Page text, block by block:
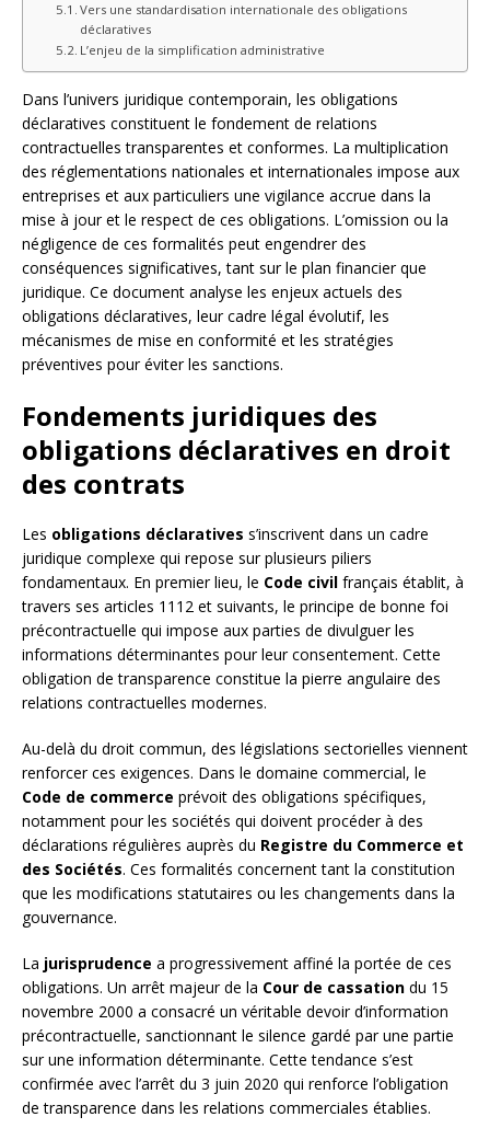
Vers une standardisation internationale des obligations
déclaratives
L’enjeu de la simplification administrative
Dans l’univers juridique contemporain, les obligations
déclaratives constituent le fondement de relations
contractuelles transparentes et conformes. La multiplication
des réglementations nationales et internationales impose aux
entreprises et aux particuliers une vigilance accrue dans la
mise à jour et le respect de ces obligations. L’omission ou la
négligence de ces formalités peut engendrer des
conséquences significatives, tant sur le plan financier que
juridique. Ce document analyse les enjeux actuels des
obligations déclaratives, leur cadre légal évolutif, les
mécanismes de mise en conformité et les stratégies
préventives pour éviter les sanctions.
Fondements juridiques des
obligations déclaratives en droit
des contrats
Les obligations déclaratives s’inscrivent dans un cadre
juridique complexe qui repose sur plusieurs piliers
fondamentaux. En premier lieu, le Code civil français établit, à
travers ses articles 1112 et suivants, le principe de bonne foi
précontractuelle qui impose aux parties de divulguer les
informations déterminantes pour leur consentement. Cette
obligation de transparence constitue la pierre angulaire des
relations contractuelles modernes.
Au-delà du droit commun, des législations sectorielles viennent
renforcer ces exigences. Dans le domaine commercial, le
Code de commerce prévoit des obligations spécifiques,
notamment pour les sociétés qui doivent procéder à des
déclarations régulières auprès du Registre du Commerce et
des Sociétés. Ces formalités concernent tant la constitution
que les modifications statutaires ou les changements dans la
gouvernance.
La jurisprudence a progressivement affiné la portée de ces
obligations. Un arrêt majeur de la Cour de cassation du 15
novembre 2000 a consacré un véritable devoir d’information
précontractuelle, sanctionnant le silence gardé par une partie
sur une information déterminante. Cette tendance s’est
confirmée avec l’arrêt du 3 juin 2020 qui renforce l’obligation
de transparence dans les relations commerciales établies.